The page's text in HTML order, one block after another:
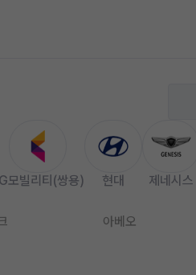
모빌리티(쌍용) 현대 제네시스
아베오